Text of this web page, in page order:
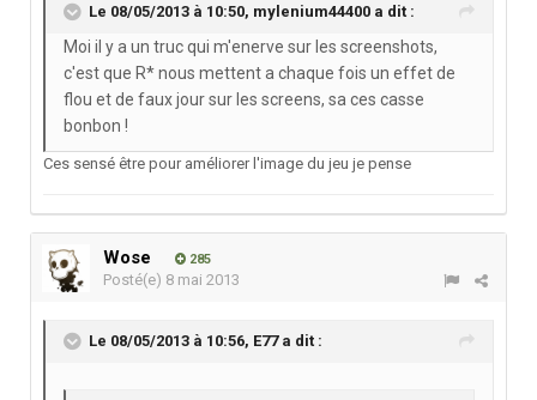
Le 08/05/2013 à 10:50, mylenium44400 a dit :
Moi il y a un truc qui m'enerve sur les screenshots,
c'est que R* nous mettent a chaque fois un effet de
flou et de faux jour sur les screens, sa ces casse
bonbon !
Ces sensé être pour améliorer l'image du jeu je pense
Wose 285
Posté(e) 8 mai 2013
Le 08/05/2013 à 10:56, E77 a dit :